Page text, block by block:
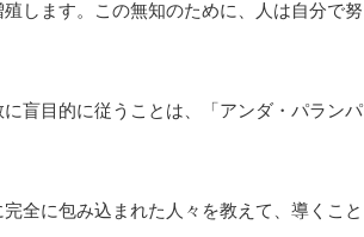
します。この無知のために、人は自分で努
盲目的に従うことは、「アンダ・パランパ
全に包み込まれた人々を教えて、導くこと